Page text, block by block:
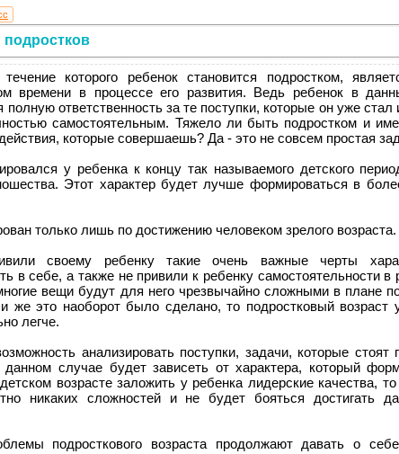
которого ребенок становится подростком,
времени в процессе его развития. Ведь ребенок в
ответственность за те поступки, которые он уже стал
самостоятельным. Тяжело ли быть подростком и
которые совершаешь? Да - это не совсем простая
у ребенка к концу так называемого детского
Этот характер будет лучше формироваться в
только лишь по достижению человеком зрелого возраста.
своему ребенку такие очень важные черты
в себе, а также не привили к ребенку самостоятельности в
вещи будут для него чрезвычайно сложными в плане
же это наоборот было сделано, то подростковый возраст
легче.
анализировать поступки, задачи, которые стоят
случае будет зависеть от характера, который
возрасте заложить у ребенка лидерские качества, то
никаких сложностей и не будет бояться достигать
подросткового возраста продолжают давать о